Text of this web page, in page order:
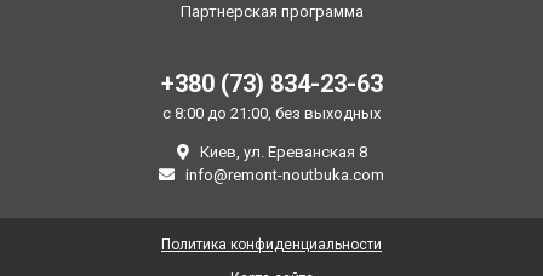
Партнерская программа
+380 (73) 834-23-63
с 8:00 до 21:00, без выходных
Киев, ул. Ереванская 8
info@remont-noutbuka.com
Политика конфиденциальности